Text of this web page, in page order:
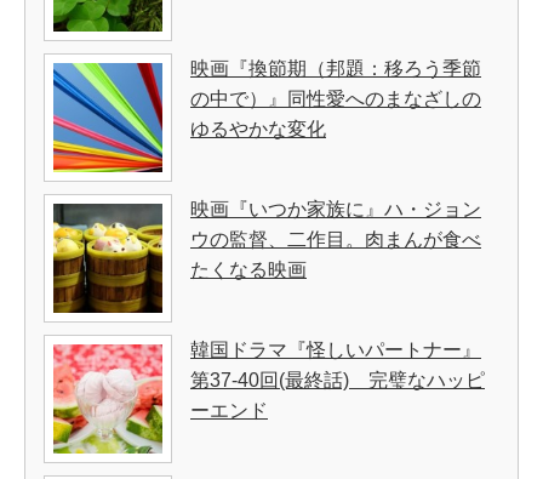
映画『換節期（邦題：移ろう季節
の中で）』同性愛へのまなざしの
ゆるやかな変化
映画『いつか家族に』ハ・ジョン
ウの監督、二作目。肉まんが食べ
たくなる映画
韓国ドラマ『怪しいパートナー』
第37-40回(最終話) 完璧なハッピ
ーエンド